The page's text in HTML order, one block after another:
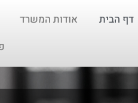
דף הבית אודות המשרד